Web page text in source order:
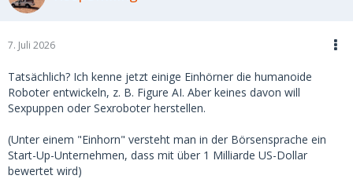
7. Juli 2026
Tatsächlich? Ich kenne jetzt einige Einhörner die humanoide
Roboter entwickeln, z. B. Figure AI. Aber keines davon will
Sexpuppen oder Sexroboter herstellen.
(Unter einem "Einhorn" versteht man in der Börsensprache ein
Start-Up-Unternehmen, dass mit über 1 Milliarde US-Dollar
bewertet wird)